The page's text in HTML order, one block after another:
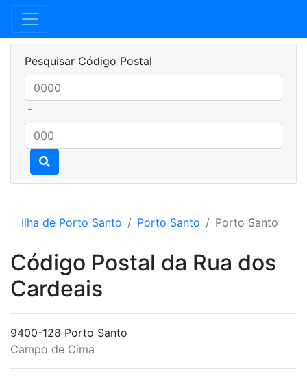
Pesquisar Código Postal
-
Ilha de Porto Santo Porto Santo Porto Santo
Código Postal da Rua dos
Cardeais
9400-128 Porto Santo
Campo de Cima